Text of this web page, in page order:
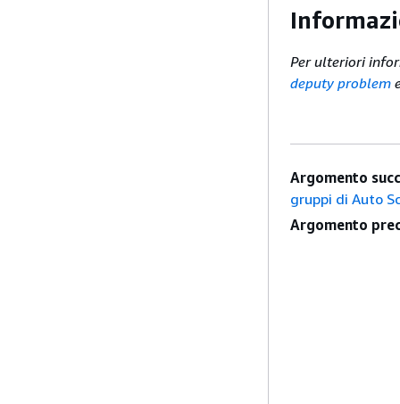
Per ulteriori
deputy problem
Argomento
gruppi di Auto
Argomento